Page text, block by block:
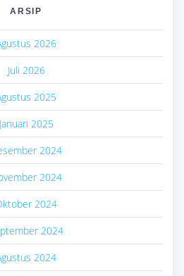
ARSIP
2026
Juli 2026
2025
Januari 2025
2024
2024
2024
2024
2024